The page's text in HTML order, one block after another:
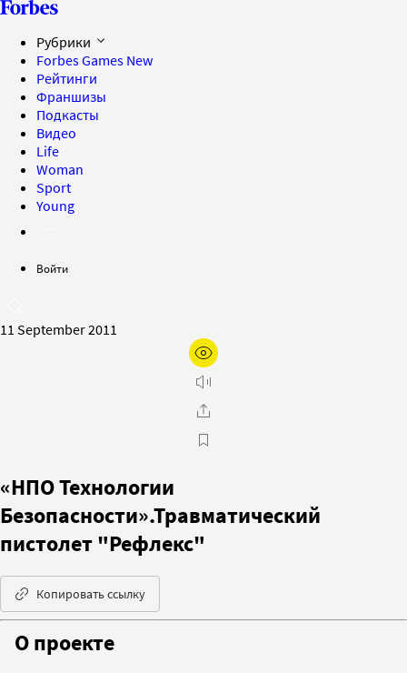
Рубрики
Forbes Games New
Рейтинги
Франшизы
Подкасты
Видео
Life
Woman
Sport
Young
Войти
11 September 2011
«НПО Технологии
Безопасности».Травматический
пистолет "Рефлекс"
Копировать ссылку
О проекте